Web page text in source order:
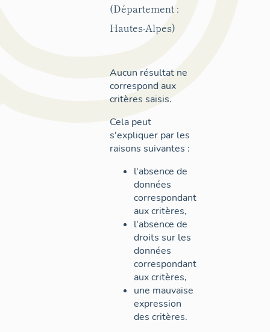
(Département :
Hautes-Alpes)
Aucun résultat ne
correspond aux
critères saisis.
Cela peut
s'expliquer par les
raisons suivantes :
l'absence de
données
correspondant
aux critères,
l'absence de
droits sur les
données
correspondant
aux critères,
une mauvaise
expression
des critères.